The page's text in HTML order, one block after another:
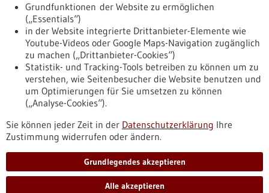
Nach oben
Informiert bleiben
Newsletter abonnieren
Grundfunktionen der Website zu ermöglichen
(„Essentials“)
in der Website integrierte Drittanbieter-Elemente wie
Youtube-Videos oder Google Maps-Navigation zugänglich
zu machen („Drittanbieter-Cookies“)
Statistik- und Tracking-Tools betreiben zu können um zu
verstehen, wie Seitenbesucher die Website benutzen und
um Optimierungen für Sie umsetzen zu können
(„Analyse-Cookies“).
Sie können jeder Zeit in der Datenschutzerklärung Ihre
Zustimmung widerrufen oder ändern.
Grundlegendes akzeptieren
Alle akzeptieren